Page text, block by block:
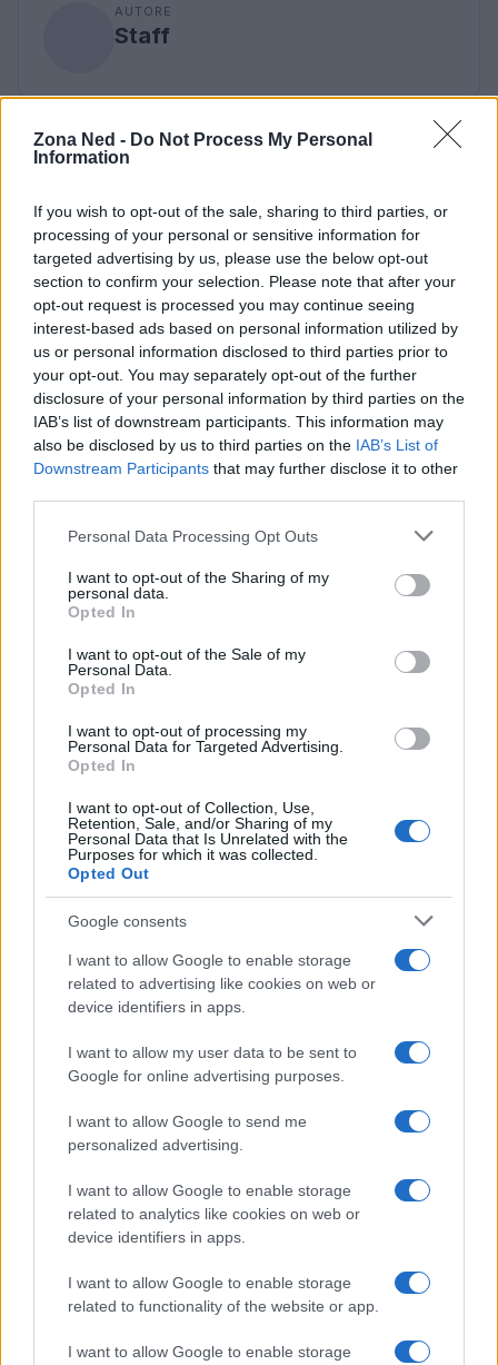
Zona Ned - Do Not Process My Personal
Information
If you wish to opt-out of the sale, sharing to third parties, or
processing of your personal or sensitive information for
targeted advertising by us, please use the below opt-out
section to confirm your selection. Please note that after your
opt-out request is processed you may continue seeing
interest-based ads based on personal information utilized by
us or personal information disclosed to third parties prior to
your opt-out. You may separately opt-out of the further
disclosure of your personal information by third parties on the
IAB’s list of downstream participants. This information may
also be disclosed by us to third parties on the IAB’s List of
Downstream Participants that may further disclose it to other
Please note that this website/app uses one or more Google
not limited to your visit or usage behaviour. You may click to
grant or deny consent to Google and its third-party tags to
use your data for below specified purposes in below Google
consent section.
Personal Data Processing Opt Outs
I want to opt-out of the Sharing of my
personal data.
Opted In
I want to opt-out of the Sale of my
Personal Data.
Opted In
I want to opt-out of processing my
Personal Data for Targeted Advertising.
Opted In
I want to opt-out of Collection, Use,
Retention, Sale, and/or Sharing of my
Personal Data that Is Unrelated with the
Purposes for which it was collected.
Opted Out
Google consents
I want to allow Google to enable storage
related to advertising like cookies on web or
device identifiers in apps.
I want to allow my user data to be sent to
Google for online advertising purposes.
I want to allow Google to send me
personalized advertising.
I want to allow Google to enable storage
related to analytics like cookies on web or
device identifiers in apps.
I want to allow Google to enable storage
related to functionality of the website or app.
I want to allow Google to enable storage
AUTORE
Staff
Continua a leggere
RECENSIONI TECH
Come valutare infotainment, ADAS e OTA nelle auto
elettriche
RECENSIONI TECH